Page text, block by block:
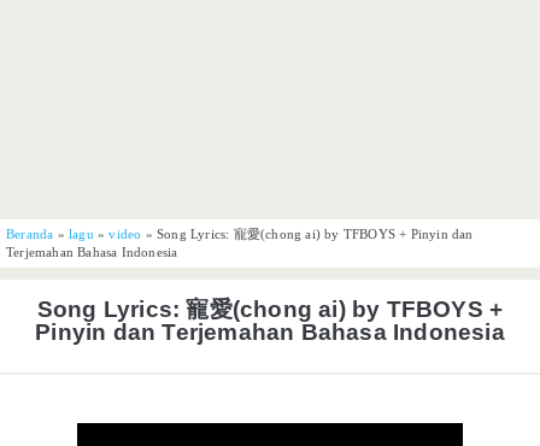
Beranda »lagu »video »Song Lyrics: 寵愛(chong ai) by TFBOYS + Pinyin dan
Terjemahan Bahasa Indonesia
Song Lyrics: 寵愛(chong ai) by TFBOYS +
Pinyin dan Terjemahan Bahasa Indonesia